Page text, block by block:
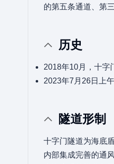
的第五条通道、第
历史
2018年10月，十字
2023年7月26日上
隧道形制
十字门隧道为海底
内部集成完善的通